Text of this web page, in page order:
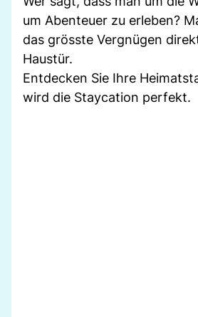
um Abenteuer zu erleben?
das grösste Vergnügen
Haustür.
Entdecken Sie Ihre
wird die Staycation perfekt.